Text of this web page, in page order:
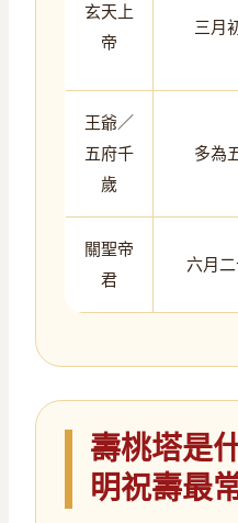
玄天上
帝
三月
王爺／
五府千
歲
多為
關聖帝
君
六月
壽桃塔是
明祝壽最